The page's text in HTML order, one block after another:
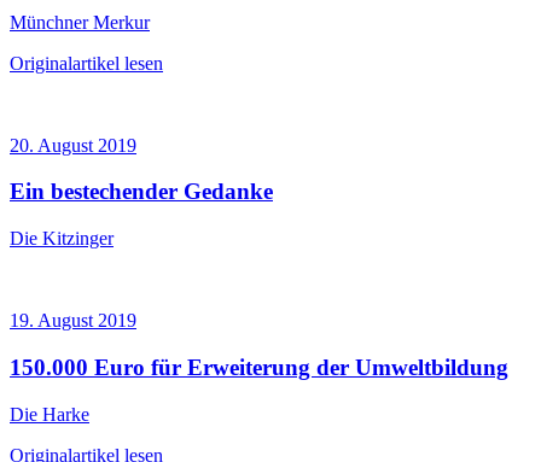
Münchner Merkur
Originalartikel lesen
20. August 2019
Ein bestechender Gedanke
Die Kitzinger
19. August 2019
150.000 Euro für Erweiterung der Umweltbildung
Die Harke
Originalartikel lesen